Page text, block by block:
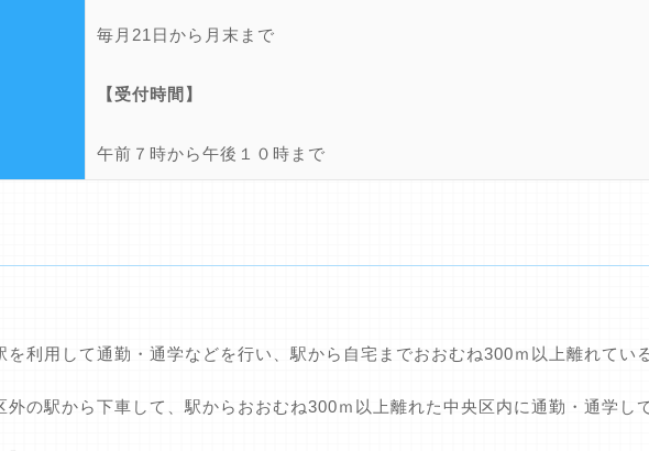
毎月21日から月末まで
【受付時間】
午前７時から午後１０時まで
を利用して通勤・通学などを行い、駅から自宅までおおむね300ｍ以上離れてい
外の駅から下車して、駅からおおむね300ｍ以上離れた中央区内に通勤・通学し